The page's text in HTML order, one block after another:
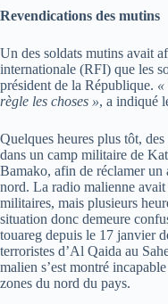
Revendications des mutins
Un des soldats mutins avait
internationale (RFI) que les
président de la République. «
règle les choses », a indiqué
Quelques heures plus tôt,
dans un camp militaire de
Bamako, afin de réclamer un
nord. La radio malienne
militaires, mais plusieurs
situation donc demeure
touareg depuis le 17 janvier
terroristes d’Al Qaida au
malien s’est montré
zones du nord du pays.